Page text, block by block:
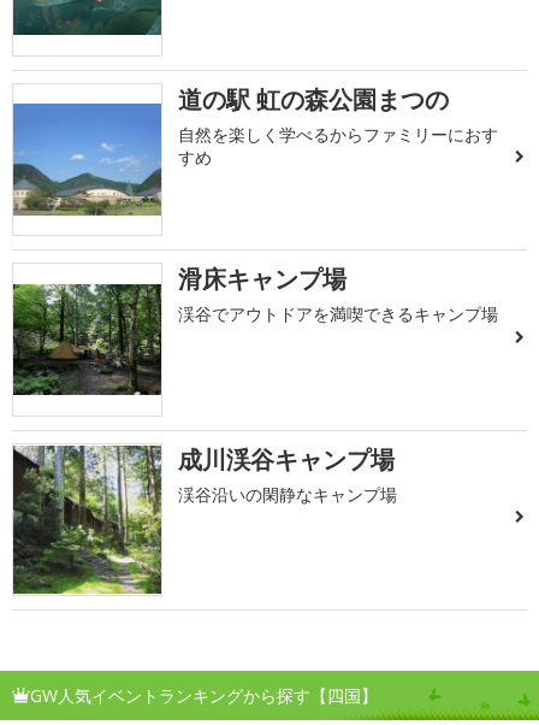
道の駅 虹の森公園まつの
自然を楽しく学べるからファミリーにおす
すめ
滑床キャンプ場
渓谷でアウトドアを満喫できるキャンプ場
成川渓谷キャンプ場
渓谷沿いの閑静なキャンプ場
GW人気イベントランキングから探す【四国】